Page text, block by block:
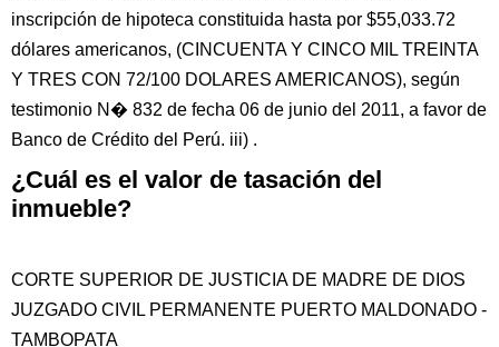
inscripción de hipoteca constituida hasta por $55,033.72
dólares americanos, (CINCUENTA Y CINCO MIL TREINTA
Y TRES CON 72/100 DOLARES AMERICANOS), según
testimonio N� 832 de fecha 06 de junio del 2011, a favor de
Banco de Crédito del Perú. iii) .
¿Cuál es el valor de tasación del
inmueble?
CORTE SUPERIOR DE JUSTICIA DE MADRE DE DIOS
JUZGADO CIVIL PERMANENTE PUERTO MALDONADO -
TAMBOPATA